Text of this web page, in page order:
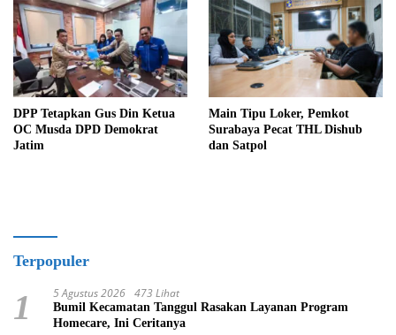
DPP Tetapkan Gus Din Ketua
OC Musda DPD Demokrat
Jatim
Main Tipu Loker, Pemkot
Surabaya Pecat THL Dishub
dan Satpol
Terpopuler
1 5 Agustus 2026 473 Lihat
Bumil Kecamatan Tanggul Rasakan Layanan Program
Homecare, Ini Ceritanya